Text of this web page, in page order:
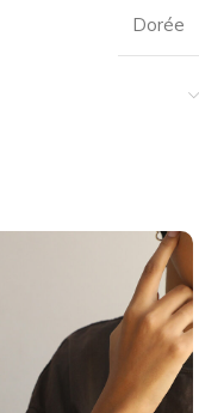
Dorée